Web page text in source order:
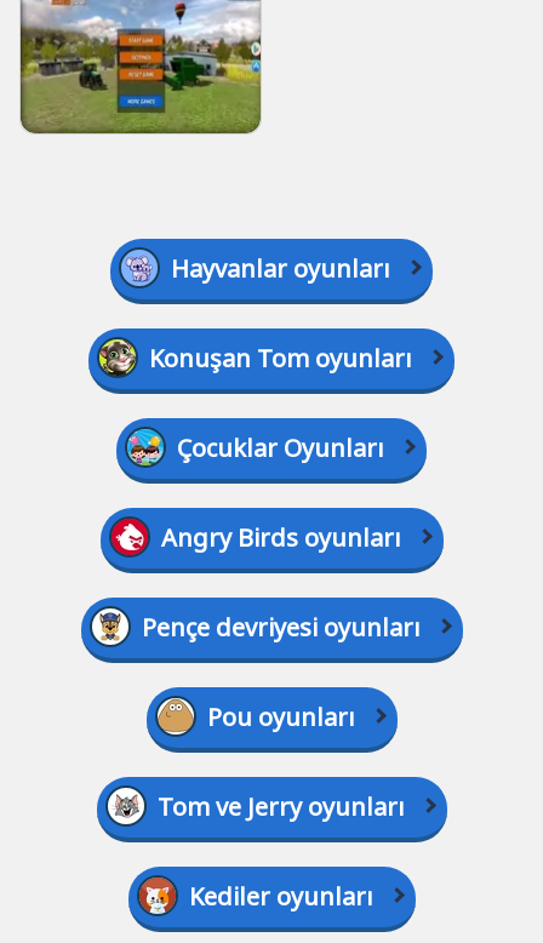
Hayvanlar oyunları
Konuşan Tom oyunları
Çocuklar Oyunları
Angry Birds oyunları
Pençe devriyesi oyunları
Pou oyunları
Tom ve Jerry oyunları
Kediler oyunları